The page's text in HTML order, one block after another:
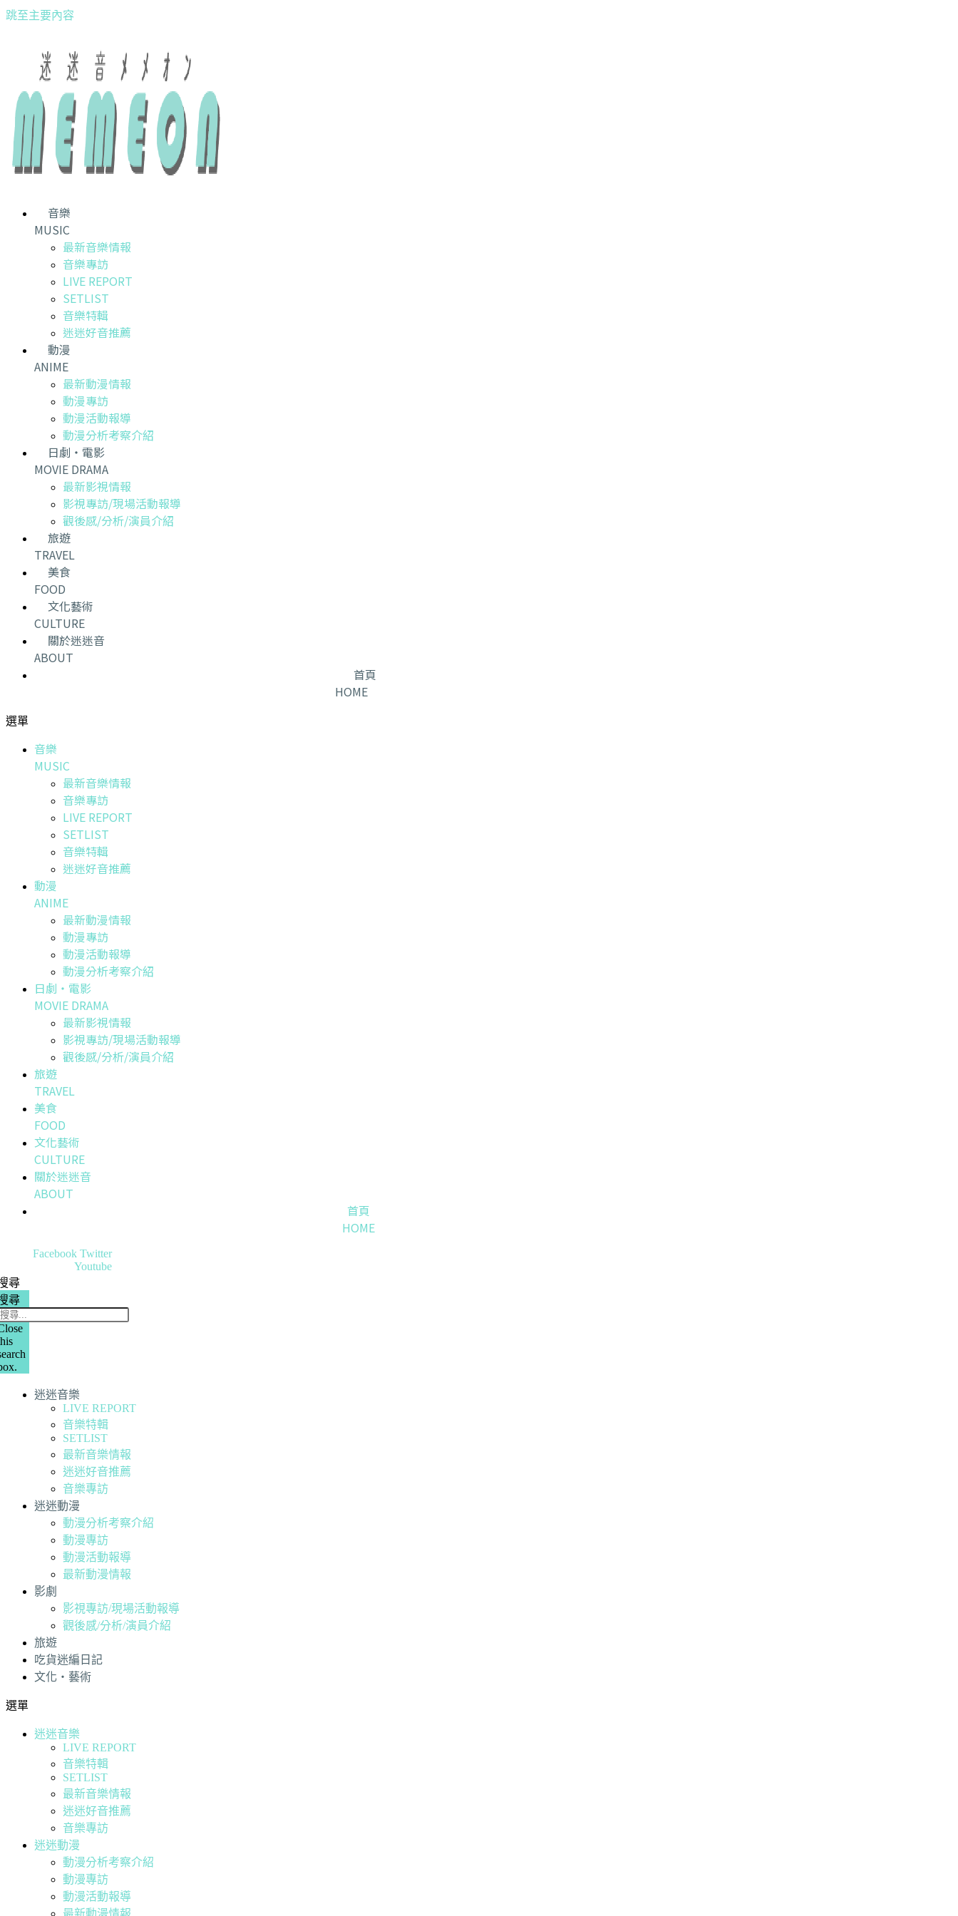
跳至主要內容
音樂
MUSIC
最新音樂情報
音樂專訪
LIVE REPORT
SETLIST
音樂特輯
迷迷好音推薦
動漫
ANIME
最新動漫情報
動漫專訪
動漫活動報導
動漫分析考察介紹
日劇・電影
MOVIE DRAMA
最新影視情報
影視專訪/現場活動報導
觀後感/分析/演員介紹
旅遊
TRAVEL
美食
FOOD
文化藝術
CULTURE
關於迷迷音
ABOUT
首頁
HOME
選單
音樂
MUSIC
最新音樂情報
音樂專訪
LIVE REPORT
SETLIST
音樂特輯
迷迷好音推薦
動漫
ANIME
最新動漫情報
動漫專訪
動漫活動報導
動漫分析考察介紹
日劇・電影
MOVIE DRAMA
最新影視情報
影視專訪/現場活動報導
觀後感/分析/演員介紹
旅遊
TRAVEL
美食
FOOD
文化藝術
CULTURE
關於迷迷音
ABOUT
首頁
HOME
Facebook Twitter
Youtube
尋
尋
迷迷音樂
LIVE REPORT
音樂特輯
SETLIST
最新音樂情報
迷迷好音推薦
音樂專訪
迷迷動漫
動漫分析考察介紹
動漫專訪
動漫活動報導
最新動漫情報
影劇
影視專訪/現場活動報導
觀後感/分析/演員介紹
旅遊
吃貨迷編日記
文化・藝術
選單
迷迷音樂
LIVE REPORT
音樂特輯
SETLIST
最新音樂情報
迷迷好音推薦
音樂專訪
迷迷動漫
動漫分析考察介紹
動漫專訪
動漫活動報導
最新動漫情報